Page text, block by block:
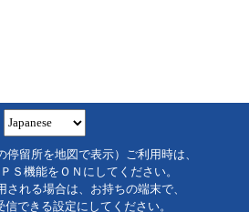
留所を地図で表示）ご利用時は、
Ｓ機能をＯＮにしてください。
れる場合は、お持ちの端末で、
できる設定にしてください。